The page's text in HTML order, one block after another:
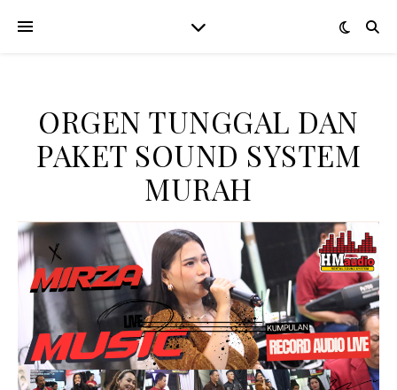
ORGEN TUNGGAL DAN
PAKET SOUND SYSTEM
MURAH